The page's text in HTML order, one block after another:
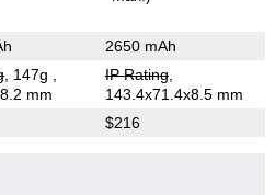
2650 mAh
, 147g
mm
IP Rating,
143.4x71.4x8.5 mm
$216